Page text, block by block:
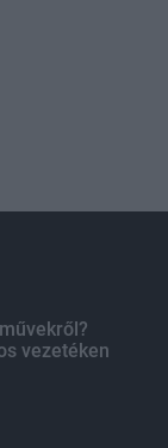
vezetéken